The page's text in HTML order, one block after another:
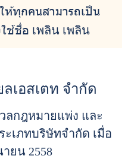
ห้ทุกคนสามารถเป็น
ช้ชื่อ เพลิน เพลิน
เอสเตท จำกัด
ลกฎหมายแพ่ง และ
เภทบริษัทจำกัด เมื่อ
ยน 2558